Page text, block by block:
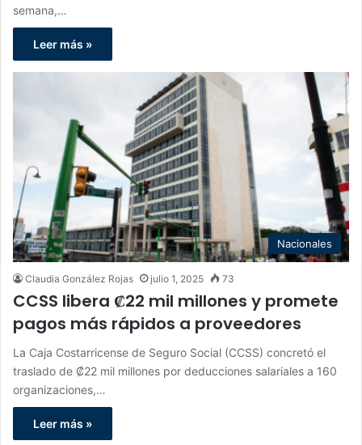
semana,…
Leer más »
Nacionales
Claudia González Rojas julio 1, 2025 73
CCSS libera ₡22 mil millones y promete
pagos más rápidos a proveedores
La Caja Costarricense de Seguro Social (CCSS) concretó el
traslado de ₡22 mil millones por deducciones salariales a 160
organizaciones,…
Leer más »